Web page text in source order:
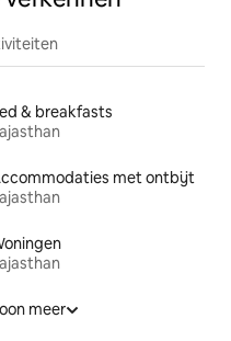
& breakfasts
met ontbijt
meer